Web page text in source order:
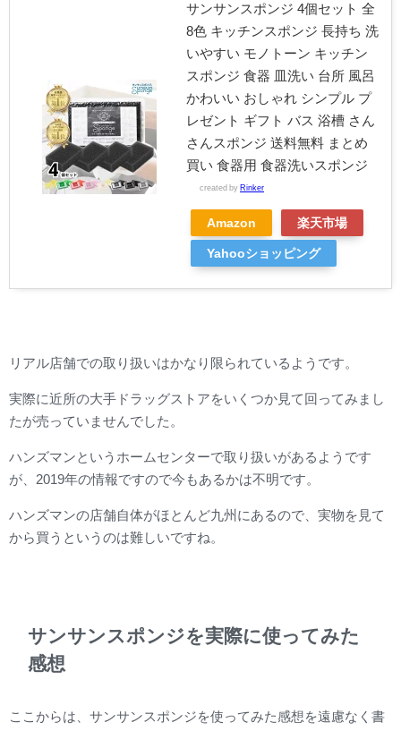
サンサンスポンジ 4個セット 全
8色 キッチンスポンジ 長持ち 洗
いやすい モノトーン キッチン
スポンジ 食器 皿洗い 台所 風呂
かわいい おしゃれ シンプル プ
レゼント ギフト バス 浴槽 さん
さんスポンジ 送料無料 まとめ
買い 食器用 食器洗いスポンジ
created by Rinker
Amazon 楽天市場
Yahooショッピング
リアル店舗での取り扱いはかなり限られているようです。
実際に近所の大手ドラッグストアをいくつか見て回ってみまし
たが売っていませんでした。
ハンズマンというホームセンターで取り扱いがあるようです
が、2019年の情報ですので今もあるかは不明です。
ハンズマンの店舗自体がほとんど九州にあるので、実物を見て
から買うというのは難しいですね。
サンサンスポンジを実際に使ってみた
感想
ここからは、サンサンスポンジを使ってみた感想を遠慮なく書